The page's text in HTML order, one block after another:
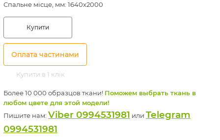
Спальне місце, мм: 1640х2000
Купити
Оплата частинами
Купити в 1 клік
Более 10 000 образцов ткани! Поможем выбрать ткань в
любом цвете для этой модели!
Пишите нам: Viber 0994531981 или Telegram
0994531981